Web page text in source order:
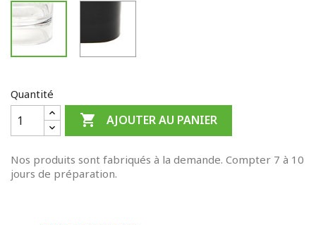
Quantité
 AJOUTER AU PANIER
Nos produits sont fabriqués à la demande. Compter 7 à 10
jours de préparation.